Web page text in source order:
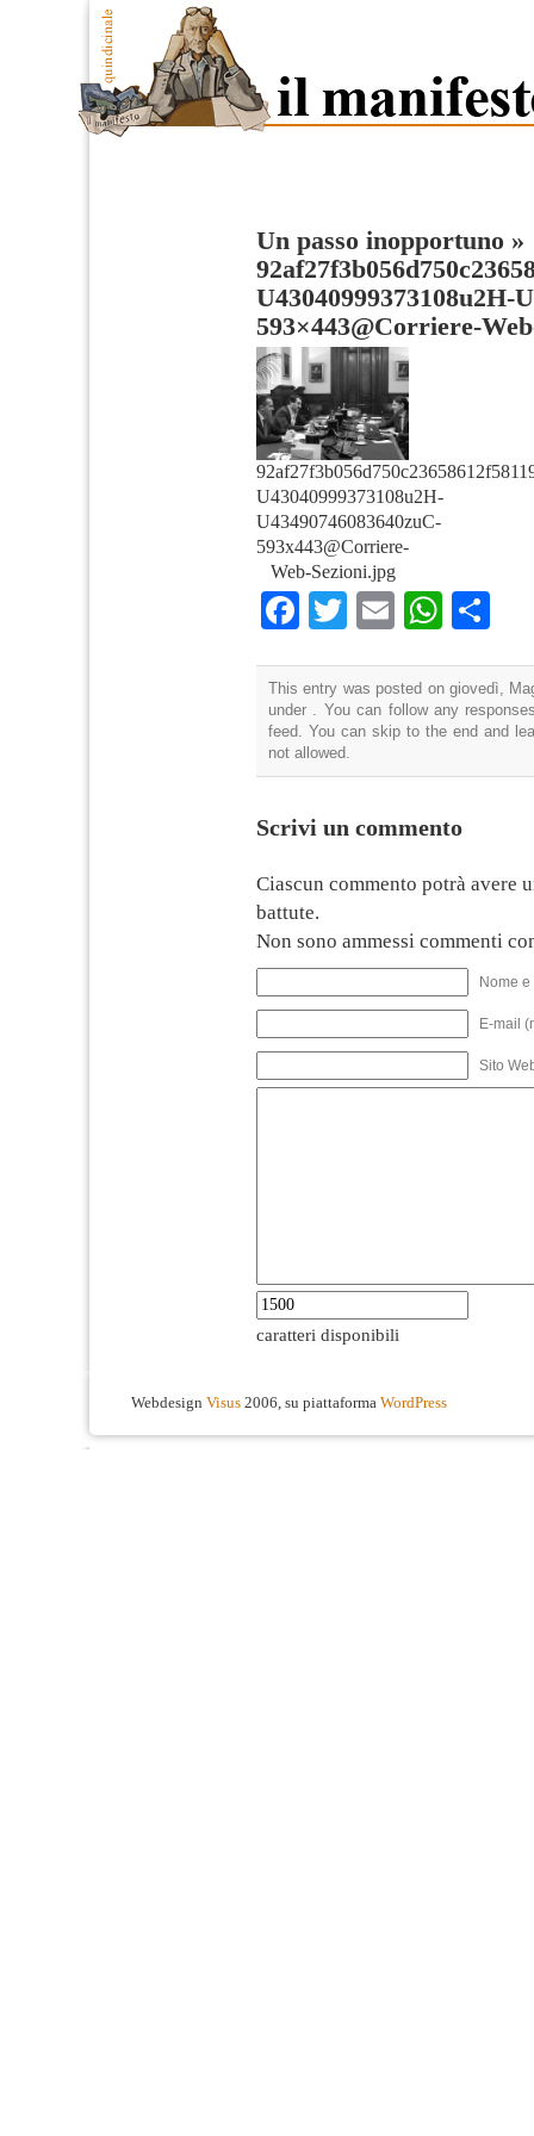
Un passo inopportuno »
U43040999373108u2H-
593×443@Corriere-
U43040999373108u2H-
U43490746083640zuC-
593x443@Corriere-
Web-Sezioni.jpg
Facebook
TwitterEmail
This entry was posted on giovedì,
under . You can follow any
feed. You can skip to the end and
not allowed.
Scrivi un commento
Ciascun commento potrà avere
battute.
Non sono ammessi commenti
Nome
E-mail
Sito
caratteri disponibili
Webdesign Visus 2006, su piattaforma WordPress